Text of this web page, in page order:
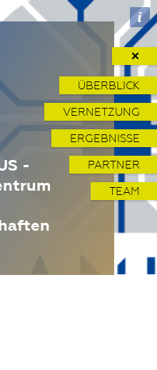
-
✕
ÜBERBLICK
VERNETZUNG
ERGEBNISSE
PARTNER
TEAM